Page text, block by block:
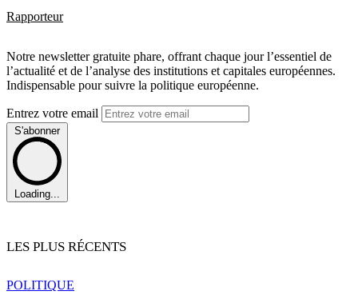
Rapporteur
Notre newsletter gratuite phare, offrant chaque jour l’essentiel de
l’actualité et de l’analyse des institutions et capitales européennes.
Indispensable pour suivre la politique européenne.
Entrez votre email
S'abonner
Loading...
LES PLUS RÉCENTS
POLITIQUE